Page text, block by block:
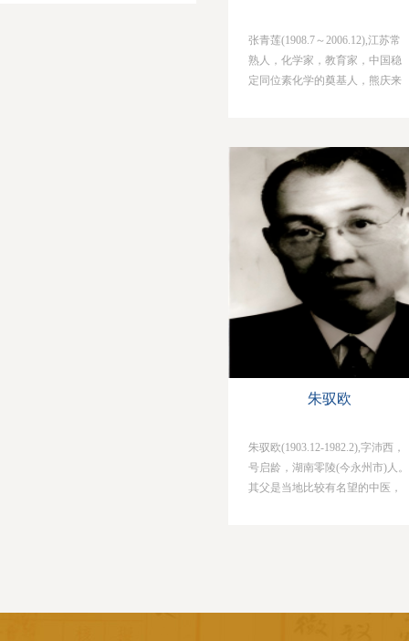
张青莲(1908.7～2006.12),江苏常
熟人，化学家，教育家，中国稳
定同位素化学的奠基人，熊庆来
孝友中学执教；1931年考取清华
大学研究生院，他看到我国无机
化学人才奇缺而选择了无机化学
专业；毕业时完成三篇论文，分
别涉及“无机合成”、“分析鉴
定”和“物理化学测量”三个方面；
后又以优异成绩获得“中美庚款”
费留美，随之他又发现美...
朱驭欧
朱驭欧(1903.12-1982.2),字沛西，
号启龄，湖南零陵(今永州市)人。
其父是当地比较有名望的中医，